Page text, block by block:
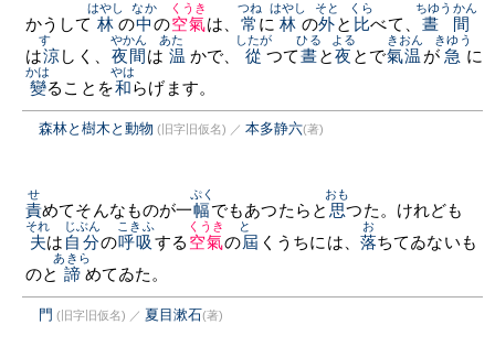
かうして 林
はやし
の中
なか
の空氣
くうき
は、 常
つね
に 林
はやし
の外
そと
と 比
くら
べて、 晝間
ちゆうかん
は涼
すゞ
しく、 夜間
やかん
は 温
あたゝ
かで、 從
したが
つて晝
ひる
と 夜
よる
とで氣温
きおん
が 急
きゆう
に
變
かは
ることを和
やは
らげます。
森林と樹木と動物 (旧字旧仮名) ／ 本多静六(著)
責
せ
めてそんなものが一幅
ぷく
でもあつたらと 思
おも
つた。けれども
夫
それ
は 自分
じぶん
の呼吸
こきふ
する 空氣
くうき
の屆
とゞ
くうちには、 落
お
ちてゐないも
のと 諦
あきら
めてゐた。
門 (旧字旧仮名) ／ 夏目漱石(著)